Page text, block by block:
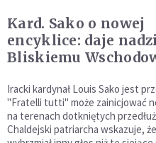
Kard. Sako o nowej
encyklice: daje
Bliskiemu
Iracki kardynał Louis Sako jest
"Fratelli tutti" może zainicjować
na terenach dotkniętych
Chaldejski patriarcha wskazuje,